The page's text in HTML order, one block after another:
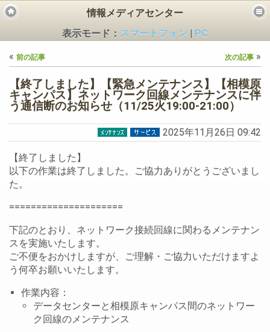
ス
情報メディアセンター
表示モード： スマートフォン
PC
« 前の記事 次の記事 »
【終了しました】【緊急メンテナンス】【相模原
キャンパス】ネットワーク回線メンテナンスに伴
う通信断のお知らせ（11/25火19:00-21:00）
2025年11月26日 09:42
【終了しました】
以下の作業は終了しました。ご協力ありがとうございまし
た。
=====================
下記のとおり、ネットワーク接続回線に関わるメンテナン
スを実施いたします。
ご不便をおかけしますが、ご理解・ご協力いただけますよ
う何卒お願いいたします。
作業内容：
データセンターと相模原キャンパス間のネットワー
ク回線のメンテナンス